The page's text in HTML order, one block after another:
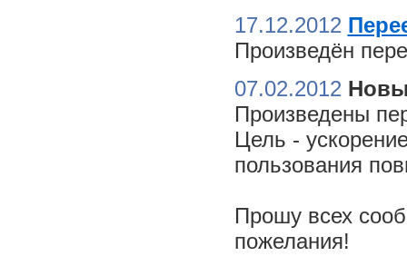
17.12.2012
Произведён
07.02.2012
Произведены
Цель -
пользования
Прошу всех
пожелания!